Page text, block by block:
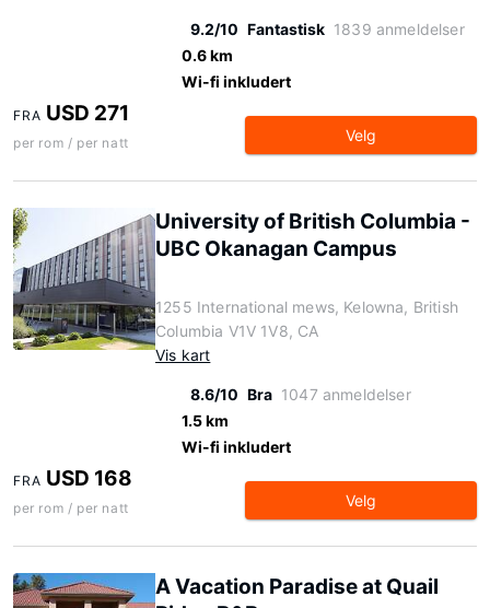
9.2/10 Fantastisk 1839 anmeldelser
0.6 km
Wi-fi inkludert
FRA USD 271
per rom / per natt Velg
University of British Columbia -
UBC Okanagan Campus
1255 International mews, Kelowna, British
Columbia V1V 1V8, CA
Vis kart
8.6/10 Bra 1047 anmeldelser
1.5 km
Wi-fi inkludert
FRA USD 168
per rom / per natt Velg
A Vacation Paradise at Quail